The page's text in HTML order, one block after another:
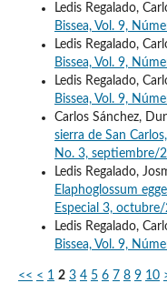
Ledis Regalado,
Bissea, Vol. 9,
Ledis Regalado,
Bissea, Vol. 9,
Ledis Regalado,
Bissea, Vol. 9,
Carlos Sánchez,
sierra de San
No. 3, septiembre/
Ledis Regalado,
Elaphoglossum
Especial 3,
Ledis Regalado,
Bissea, Vol. 9,
<< < 1 2 3 4 5 6 7 8 9 10